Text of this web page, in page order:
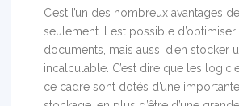
C’est l’un des nombreux avantages
seulement il est possible d’optimiser
documents, mais aussi d’en stocker
incalculable. C’est dire que les
ce cadre sont dotés d’une